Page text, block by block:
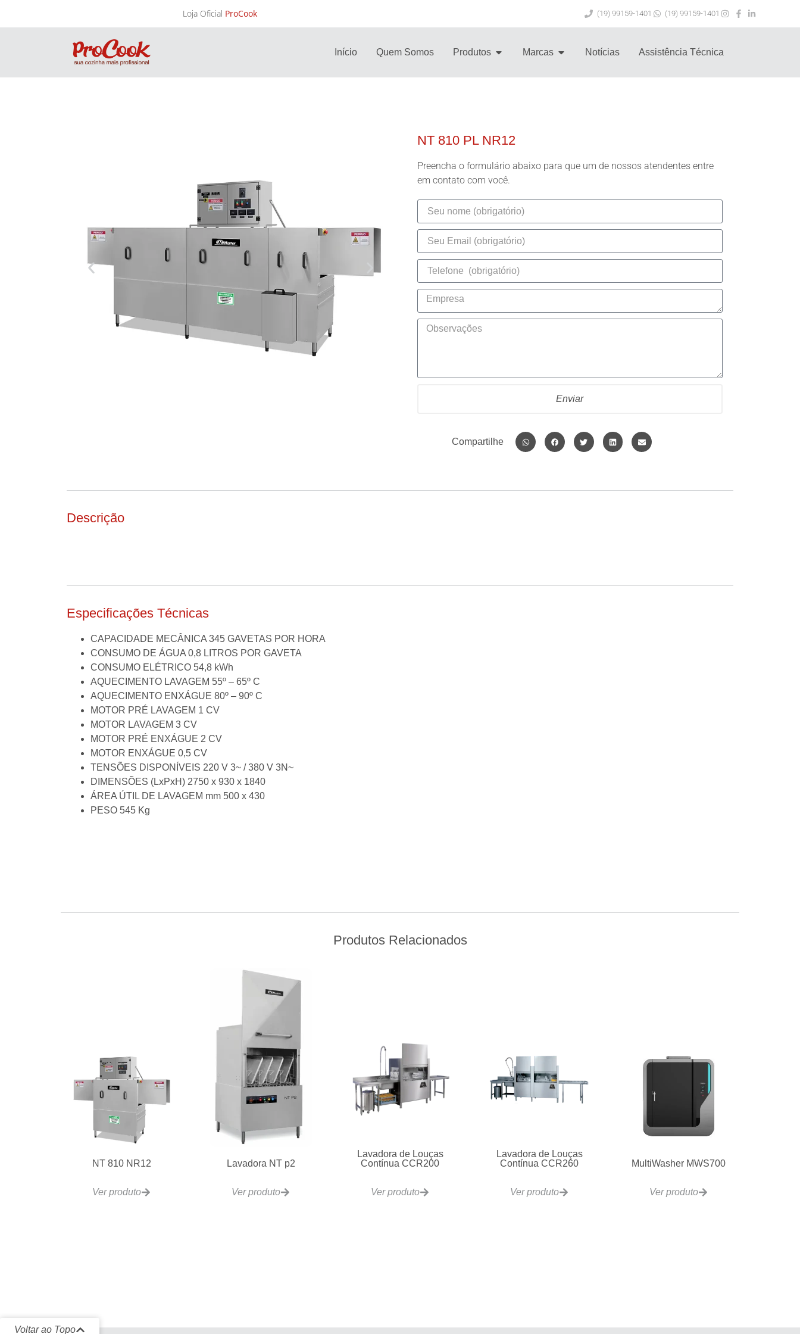
Loja Oficial ProCook (19) 99159-1401 (19) 99159-1401
Início Quem Somos Produtos Marcas Notícias Assistência Técnica
NT 810 PL NR12
Preencha o formulário abaixo para que um de nossos atendentes entre
em contato com você.
Enviar
Compartilhe
Descrição
Especificações Técnicas
CAPACIDADE MECÂNICA 345 GAVETAS POR HORA
CONSUMO DE ÁGUA 0,8 LITROS POR GAVETA
CONSUMO ELÉTRICO 54,8 kWh
AQUECIMENTO LAVAGEM 55º – 65º C
AQUECIMENTO ENXÁGUE 80º – 90º C
MOTOR PRÉ LAVAGEM 1 CV
MOTOR LAVAGEM 3 CV
MOTOR PRÉ ENXÁGUE 2 CV
MOTOR ENXÁGUE 0,5 CV
TENSÕES DISPONÍVEIS 220 V 3~ / 380 V 3N~
DIMENSÕES (LxPxH) 2750 x 930 x 1840
ÁREA ÚTIL DE LAVAGEM mm 500 x 430
PESO 545 Kg
Produtos Relacionados
NT 810 NR12
Ver produto
Lavadora NT p2
Ver produto
Lavadora de Louças
Contínua CCR200
Ver produto
Lavadora de Louças
Contínua CCR260
Ver produto
MultiWasher MWS700
Ver produto
Voltar ao Topo